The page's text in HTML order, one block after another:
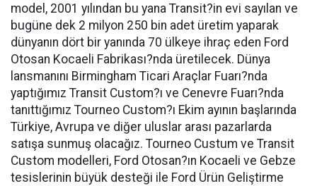
model, 2001 yılından bu yana Transit?in evi sayılan ve
bugüne dek 2 milyon 250 bin adet üretim yaparak
dünyanın dört bir yanında 70 ülkeye ihraç eden Ford
Otosan Kocaeli Fabrikası?nda üretilecek. Dünya
lansmanını Birmingham Ticari Araçlar Fuarı?nda
yaptığımız Transit Custom?ı ve Cenevre Fuarı?nda
tanıttığımız Tourneo Custom?ı Ekim ayının başlarında
Türkiye, Avrupa ve diğer uluslar arası pazarlarda
satışa sunmuş olacağız. Tourneo Custum ve Transit
Custom modelleri, Ford Otosan?ın Kocaeli ve Gebze
tesislerinin büyük desteği ile Ford Ürün Geliştirme